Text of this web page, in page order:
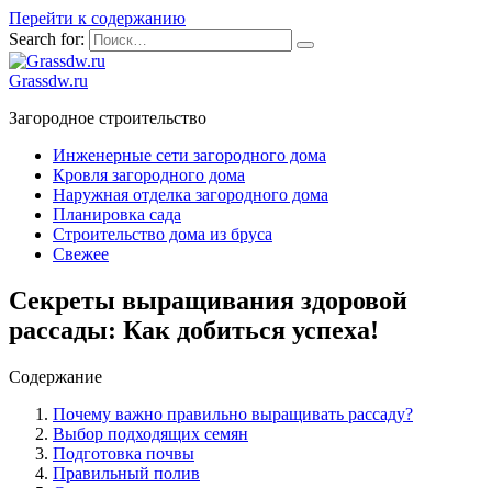
Перейти к содержанию
Search for:
Grassdw.ru
Загородное строительство
Инженерные сети загородного дома
Кровля загородного дома
Наружная отделка загородного дома
Планировка сада
Строительство дома из бруса
Свежее
Секреты выращивания здоровой
рассады: Как добиться успеха!
Содержание
Почему важно правильно выращивать рассаду?
Выбор подходящих семян
Подготовка почвы
Правильный полив